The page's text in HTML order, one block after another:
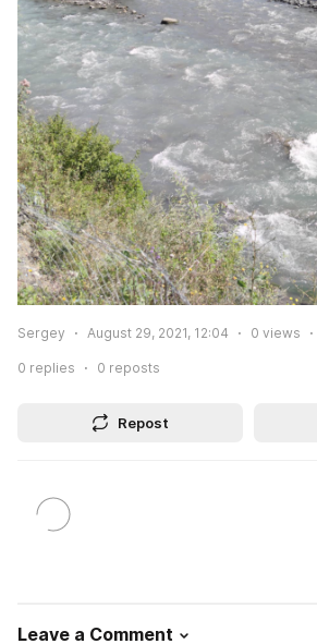
Sergey August 29, 2021, 12:04 0 views
0 replies 0 reposts
Repost
Leave a Comment